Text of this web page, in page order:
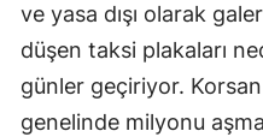
ve yasa dışı olarak
düşen taksi plakaları
günler geçiriyor. Korsan
genelinde milyonu